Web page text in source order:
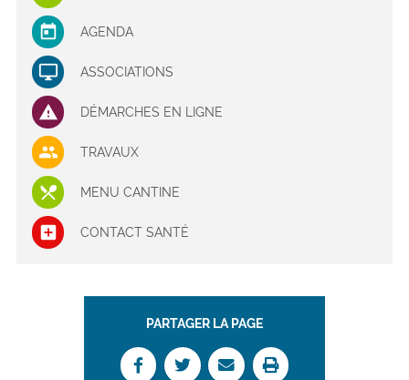
AGENDA
ASSOCIATIONS
DÉMARCHES EN LIGNE
TRAVAUX
MENU CANTINE
CONTACT SANTÉ
PARTAGER LA PAGE